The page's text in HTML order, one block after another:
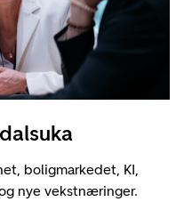
boligmarkedet, KI,
nye vekstnæringer.